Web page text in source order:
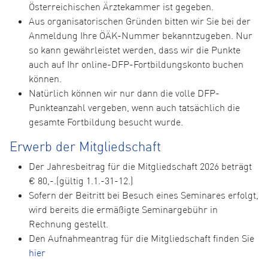
Österreichischen Ärztekammer ist gegeben.
Aus organisatorischen Gründen bitten wir Sie bei der
Anmeldung Ihre ÖÄK-Nummer bekanntzugeben. Nur
so kann gewährleistet werden, dass wir die Punkte
auch auf Ihr online-DFP-Fortbildungskonto buchen
können.
Natürlich können wir nur dann die volle DFP-
Punkteanzahl vergeben, wenn auch tatsächlich die
gesamte Fortbildung besucht wurde.
Erwerb der Mitgliedschaft
Der Jahresbeitrag für die Mitgliedschaft 2026 beträgt
€ 80,-.(gültig 1.1.-31-12.)
Sofern der Beitritt bei Besuch eines Seminares erfolgt,
wird bereits die ermäßigte Seminargebühr in
Rechnung gestellt.
Den Aufnahmeantrag für die Mitgliedschaft finden Sie
hier